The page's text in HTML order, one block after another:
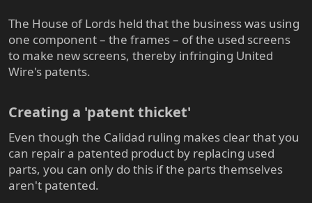
The House of Lords held that the business was using
one component – the frames – of the used screens
to make new screens, thereby infringing United
Wire's patents.
Creating a 'patent thicket'​
Even though the Calidad ruling makes clear that you
can repair a patented product by replacing used
parts, you can only do this if the parts themselves
aren't patented.